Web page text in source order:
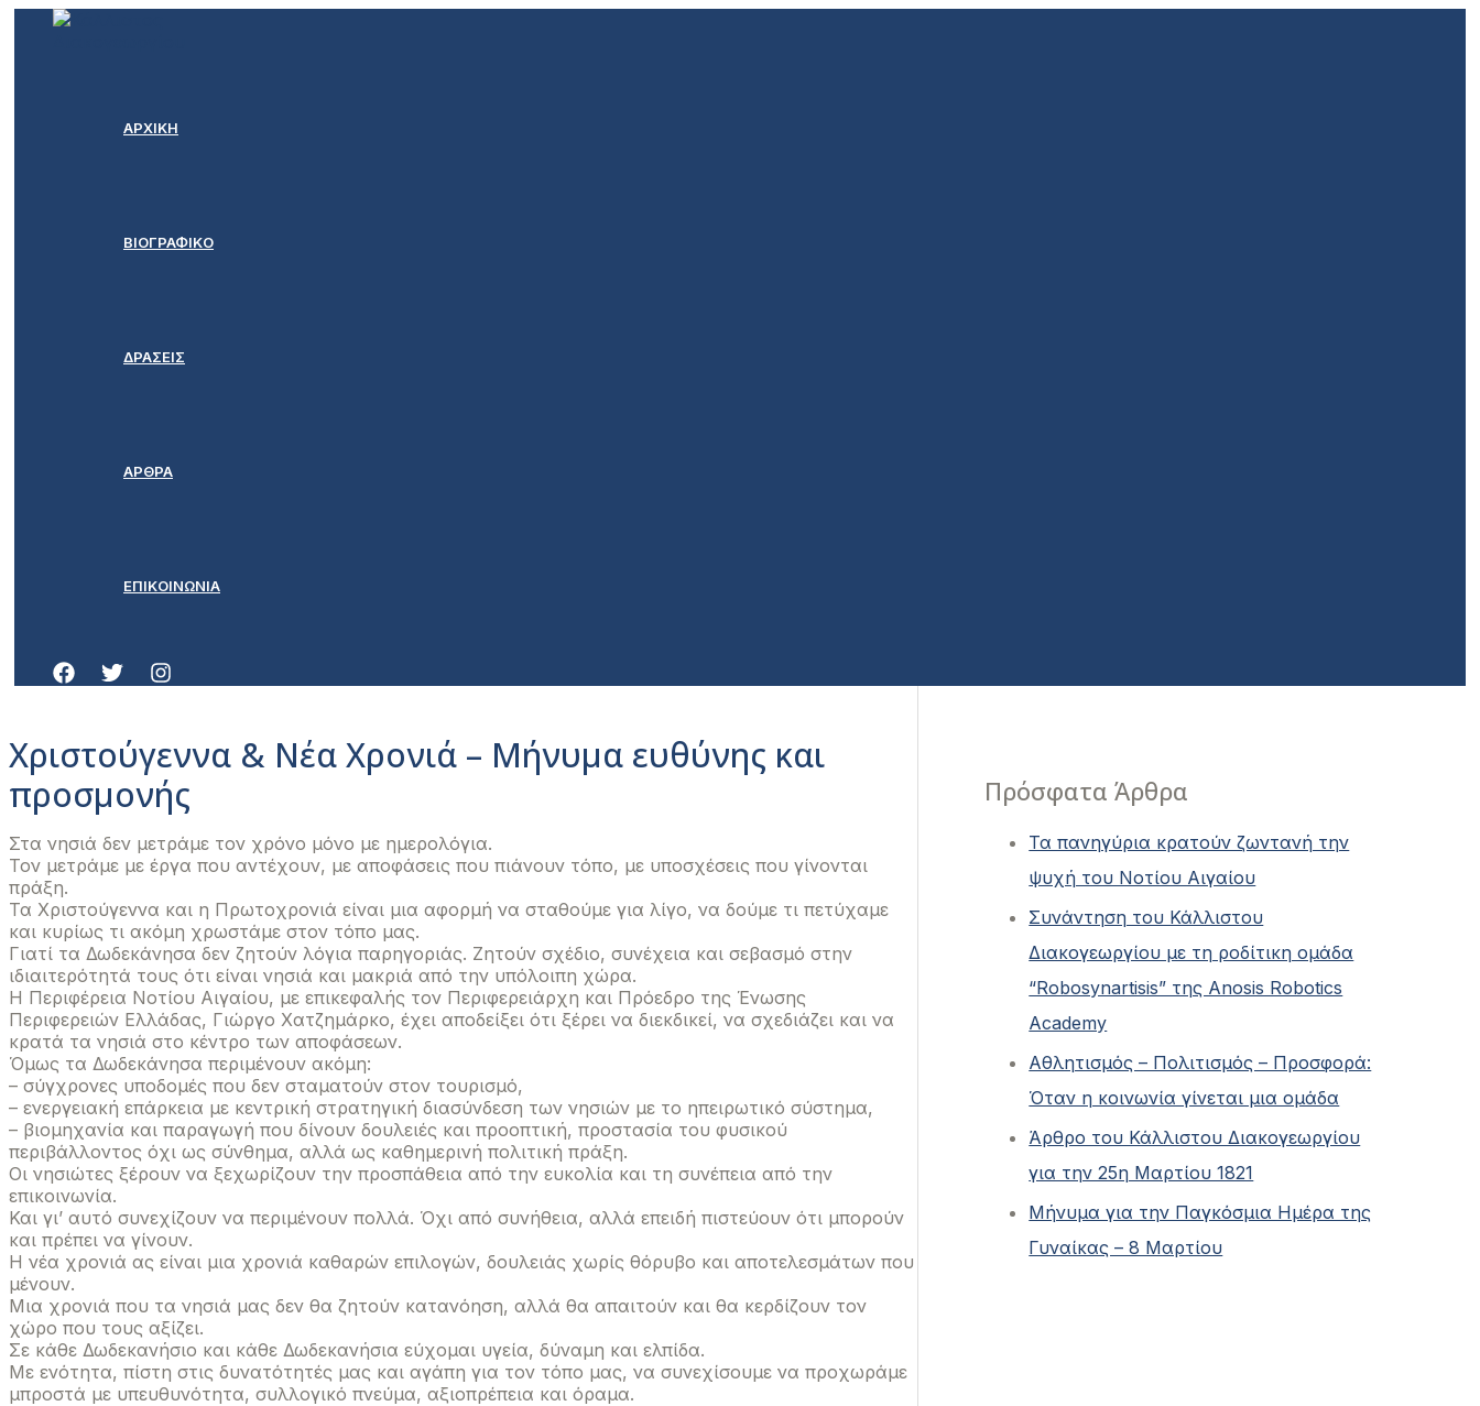
Μετάβαση
ΑΡΧΙΚΗ
ΒΙΟΓΡΑΦΙΚΟ
ΔΡΑΣΕΙΣ
ΑΡΘΡΑ
ΕΠΙΚΟΙΝΩΝΙΑ
Χριστούγεννα & Νέα Χρονιά – Μήνυμα ευθύνης και
προσμονής
Στα νησιά δεν μετράμε τον χρόνο μόνο με ημερολόγια.
Τον μετράμε με έργα που αντέχουν, με αποφάσεις που πιάνουν τόπο, με υποσχέσεις που γίνονται
πράξη.
Τα Χριστούγεννα και η Πρωτοχρονιά είναι μια αφορμή να σταθούμε για λίγο, να δούμε τι πετύχαμε
και κυρίως τι ακόμη χρωστάμε στον τόπο μας.
Γιατί τα Δωδεκάνησα δεν ζητούν λόγια παρηγοριάς. Ζητούν σχέδιο, συνέχεια και σεβασμό στην
ιδιαιτερότητά τους ότι είναι νησιά και μακριά από την υπόλοιπη χώρα.
Η Περιφέρεια Νοτίου Αιγαίου, με επικεφαλής τον Περιφερειάρχη και Πρόεδρο της Ένωσης
Περιφερειών Ελλάδας, Γιώργο Χατζημάρκο, έχει αποδείξει ότι ξέρει να διεκδικεί, να σχεδιάζει και να
κρατά τα νησιά στο κέντρο των αποφάσεων.
Όμως τα Δωδεκάνησα περιμένουν ακόμη:
– σύγχρονες υποδομές που δεν σταματούν στον τουρισμό,
– ενεργειακή επάρκεια με κεντρική στρατηγική διασύνδεση των νησιών με το ηπειρωτικό σύστημα,
– βιομηχανία και παραγωγή που δίνουν δουλειές και προοπτική, προστασία του φυσικού
περιβάλλοντος όχι ως σύνθημα, αλλά ως καθημερινή πολιτική πράξη.
Οι νησιώτες ξέρουν να ξεχωρίζουν την προσπάθεια από την ευκολία και τη συνέπεια από την
επικοινωνία.
Και γι’ αυτό συνεχίζουν να περιμένουν πολλά. Όχι από συνήθεια, αλλά επειδή πιστεύουν ότι μπορούν
και πρέπει να γίνουν.
Η νέα χρονιά ας είναι μια χρονιά καθαρών επιλογών, δουλειάς χωρίς θόρυβο και αποτελεσμάτων που
μένουν.
Μια χρονιά που τα νησιά μας δεν θα ζητούν κατανόηση, αλλά θα απαιτούν και θα κερδίζουν τον
χώρο που τους αξίζει.
Σε κάθε Δωδεκανήσιο και κάθε Δωδεκανήσια εύχομαι υγεία, δύναμη και ελπίδα.
Με ενότητα, πίστη στις δυνατότητές μας και αγάπη για τον τόπο μας, να συνεχίσουμε να προχωράμε
μπροστά με υπευθυνότητα, συλλογικό πνεύμα, αξιοπρέπεια και όραμα.
Πρόσφατα Άρθρα
Τα πανηγύρια κρατούν ζωντανή την
ψυχή του Νοτίου Αιγαίου
Συνάντηση του Κάλλιστου
Διακογεωργίου με τη ροδίτικη ομάδα
“Robosynartisis” της Anosis Robotics
Academy
Αθλητισμός – Πολιτισμός – Προσφορά:
Όταν η κοινωνία γίνεται μια ομάδα
Άρθρο του Κάλλιστου Διακογεωργίου
για την 25η Μαρτίου 1821
Μήνυμα για την Παγκόσμια Ημέρα της
Γυναίκας – 8 Μαρτίου